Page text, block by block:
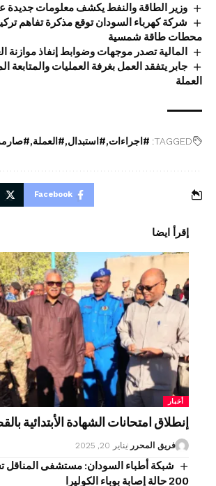
وزير الطاقة والنفط يكشف معلومات جديدة
محطات طاقة شمسية
المالية تصدر موجهات وضوابط إنفاذ موازنة العام
جابر يتفقد العمل بغرفة العمليات والمتابعة
العملة
TAGGED: #اجراءات #استبدال #العملة
Facebook
إقرأ ايضا
أخبار
إنطلاق امتحانات الشهادة الأبتدائية
فريق المحرر يناير 20, 2025
شبكة أطباء السودان: مستشفى المناقل
200 حالة إصابة بوباء الكوليرا